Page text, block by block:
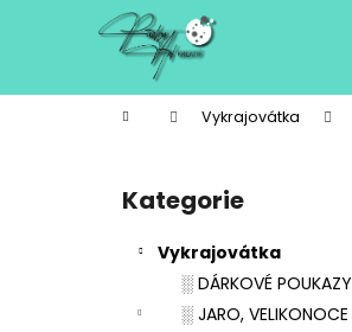
Domů Vykrajovátka
Přeskočit
kategorie
Kategorie
Vykrajovátka
░ DÁRKOVÉ POUKAZY
░ JARO, VELIKONOCE
í
Zpět
do
Zpět
do